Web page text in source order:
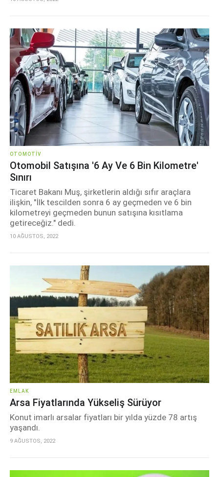
OTOMOTIV
Otomobil Satışına '6 Ay Ve 6 Bin Kilometre'
Sınırı
Ticaret Bakanı Muş, şirketlerin aldığı sıfır araçlara
ilişkin, "İlk tescilden sonra 6 ay geçmeden ve 6 bin
kilometreyi geçmeden bunun satışına kısıtlama
getireceğiz." dedi.
10 AĞUSTOS, 2022
EMLAK
Arsa Fiyatlarında Yükseliş Sürüyor
Konut imarlı arsalar fiyatları bir yılda yüzde 78 artış
yaşandı.
9 AĞUSTOS, 2022